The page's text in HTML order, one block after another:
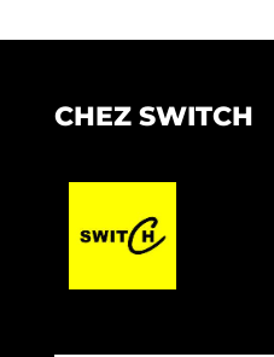
CHEZ SWITCH